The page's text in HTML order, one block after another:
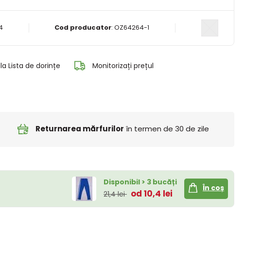
Cod producator:OZ64264-1
Lista de dorințe Monitorizați prețul
Returnarea mărfurilor în termen de 30 de zile
Disponibil > 3 bucăți
21,4 lei od 10,4 lei
În coș